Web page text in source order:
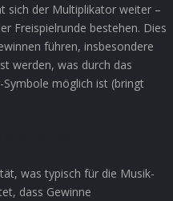
sich der Multiplikator weiter –
Freispielrunde bestehen. Dies
führen, insbesondere
werden, was durch das
möglich ist (bringt
was typisch für die Musik-
dass Gewinne